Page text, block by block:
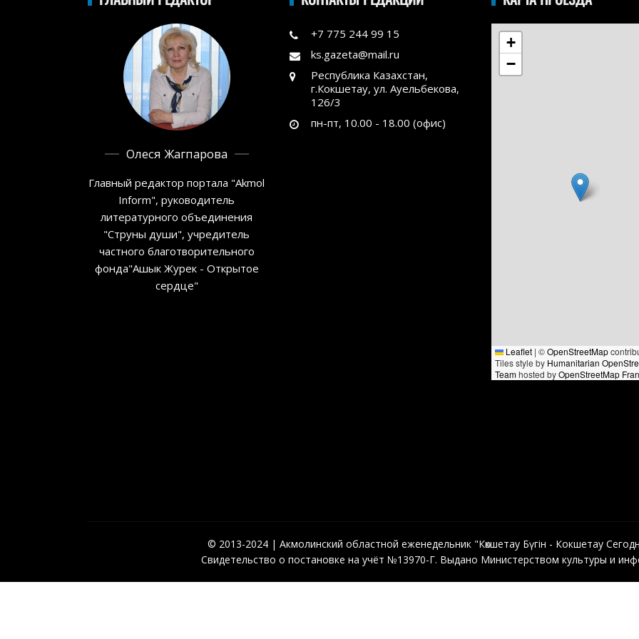
Олеся Жагпарова
Главный редактор портала "Akmol
Inform", руководитель
литературного объединения
"Струны души", учредитель
частного благотворительного
фонда"Ашык Журек - Открытое
сердце"
+7 775 244 99 15
ks.gazeta@mail.ru
Республика Казахстан,
г.Кокшетау, ул. Ауельбекова,
126/3
пн-пт, 10.00 - 18.00 (офис)
+
−
Leaflet | ©OpenStreetMap
Tiles style by Humanitarian
Teamhosted byOpenStreetMap
© 2013-2024 | Акмолинский областной еженедельник "Көкшетау Бүгін - Кокшетау
Свидетельство о постановке на учёт №13970-Г. Выдано Министерством культуры и